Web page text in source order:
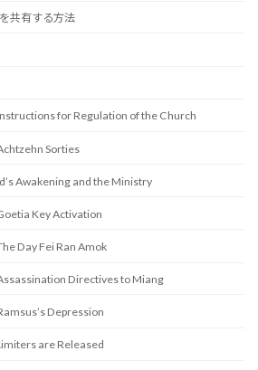
共有する方法
for Regulation of the Church
Sorties
Awakening and the Ministry
Key Activation
Day Fei Ran Amok
Directives to Miang
Depression
are Released